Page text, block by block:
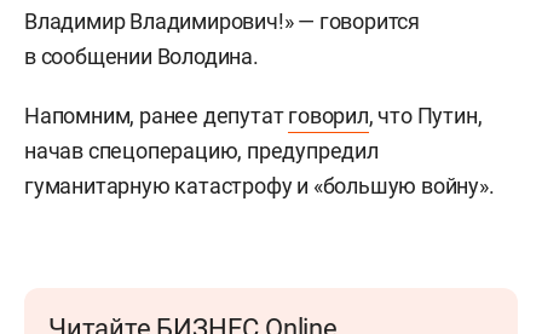
Владимир Владимирович!» — говорится
в сообщении Володина.
Напомним, ранее депутатговорил, что Путин,
начав спецоперацию, предупредил
гуманитарную катастрофу и «большую войну».